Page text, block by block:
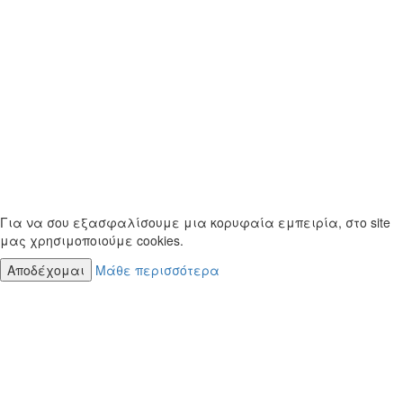
Για να σου εξασφαλίσουμε μια κορυφαία εμπειρία, στο site
μας χρησιμοποιούμε cookies.
Αποδέχομαι
Μάθε περισσότερα